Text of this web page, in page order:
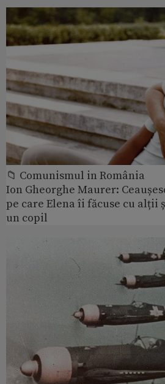
📁 Comunismul in România
Ion Gheorghe Maurer:
pe care Elena îi făcuse cu alții
un copil